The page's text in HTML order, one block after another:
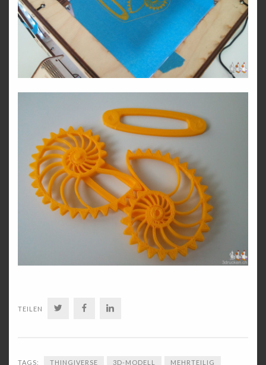
TEILEN TWITTERFACEBOOK
TAGS: THINGIVERSE 3D-MODELL MEHRTEILIG